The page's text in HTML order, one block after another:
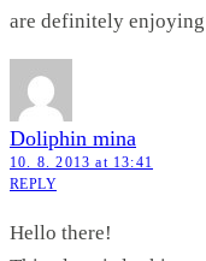
are definitely
Doliphin mina
10. 8. 2013 at 13:41
REPLY
Hello there!